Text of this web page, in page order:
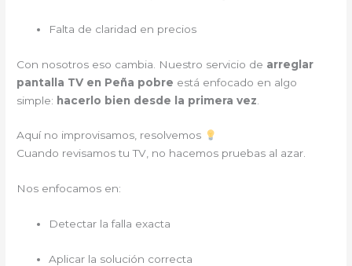
Falta de claridad en precios
Con nosotros eso cambia. Nuestro servicio de arreglar
pantalla TV en Peña pobre está enfocado en algo
simple: hacerlo bien desde la primera vez
Aquí no improvisamos, resolvemos
Cuando revisamos tu TV, no hacemos pruebas al azar.
Nos enfocamos en:
Detectar la falla exacta
Aplicar la solución correcta